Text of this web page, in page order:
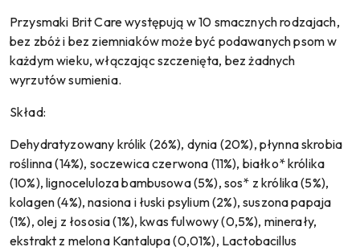
Przysmaki Brit Care występują w 10 smacznych rodzajach,
bez zbóż i bez ziemniaków może być podawanych psom w
każdym wieku, włączając szczenięta, bez żadnych
wyrzutów sumienia.
Skład:
Dehydratyzowany królik (26%), dynia (20%), płynna skrobia
roślinna (14%), soczewica czerwona (11%), białko* królika
(10%), lignoceluloza bambusowa (5%), sos* z królika (5%),
kolagen (4%), nasiona i łuski psylium (2%), suszona papaja
(1%), olej z łososia (1%), kwas fulwowy (0,5%), minerały,
ekstrakt z melona Kantalupa (0,01%), Lactobacillus